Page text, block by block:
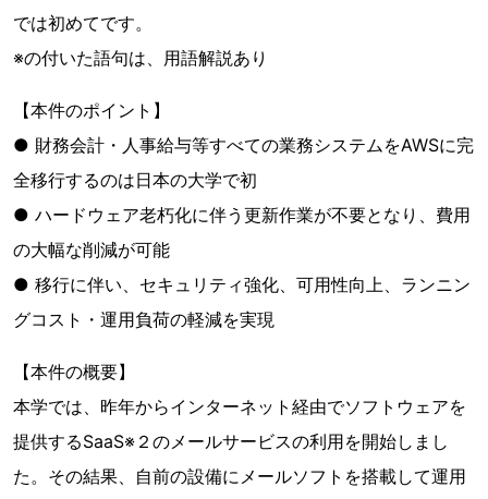
では初めてです。
※の付いた語句は、用語解説あり
【本件のポイント】
● 財務会計・人事給与等すべての業務システムをAWSに完
全移行するのは日本の大学で初
● ハードウェア老朽化に伴う更新作業が不要となり、費用
の大幅な削減が可能
● 移行に伴い、セキュリティ強化、可用性向上、ランニン
グコスト・運用負荷の軽減を実現
【本件の概要】
本学では、昨年からインターネット経由でソフトウェアを
提供するSaaS※２のメールサービスの利用を開始しまし
た。その結果、自前の設備にメールソフトを搭載して運用